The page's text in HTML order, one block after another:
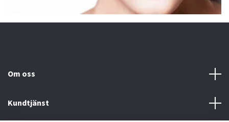
Om oss
Kundtjänst